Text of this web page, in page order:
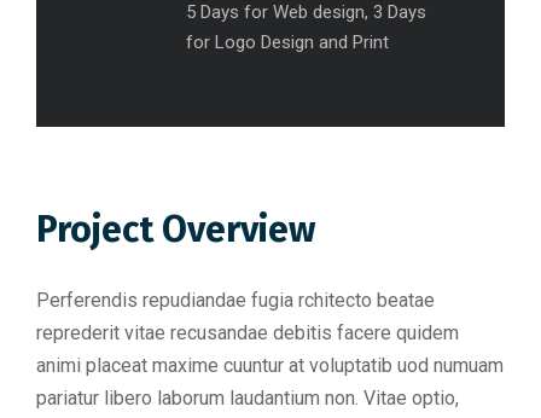
5 Days for Web design, 3 Days
for Logo Design and Print
Project Overview
Perferendis repudiandae fugia rchitecto beatae
reprederit vitae recusandae debitis facere quidem
animi placeat maxime cuuntur at voluptatib uod numuam
pariatur libero laborum laudantium non. Vitae optio,